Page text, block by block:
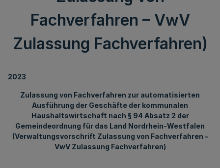
Fachverfahren – VwV
Zulassung Fachverfahren)
2023
Zulassung von Fachverfahren zur automatisierten
Ausführung der Geschäfte der kommunalen
Haushaltswirtschaft nach § 94 Absatz 2 der
Gemeindeordnung für das Land Nordrhein-Westfalen
(Verwaltungsvorschrift Zulassung von Fachverfahren –
VwV Zulassung Fachverfahren)